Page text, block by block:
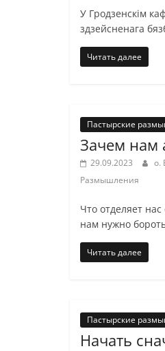
У Гродзенскім
здзейсненага
Читать далее
Пастырские
Зачем нам
29.09.2023 о.
Размышления
Что отделяет
нам нужно
Читать далее
Пастырские
Начать